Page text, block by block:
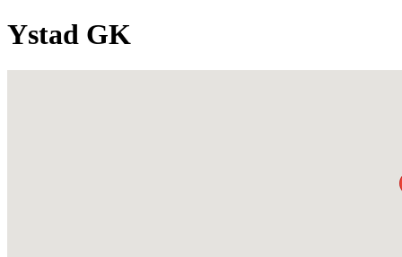
Ystad GK